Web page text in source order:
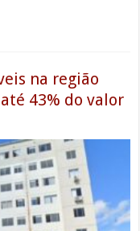
na região
43% do valor